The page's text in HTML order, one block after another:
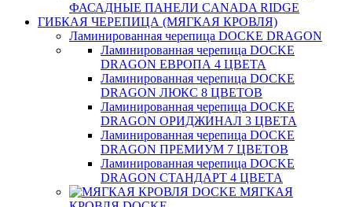
ФАСАДНЫЕ ПАНЕЛИ CANADA RIDGE
ГИБКАЯ ЧЕРЕПИЦА (МЯГКАЯ КРОВЛЯ)
Ламинированная черепица DOCKE DRAGON
Ламинированная черепица DOCKE
DRAGON ЕВРОПА 4 ЦВЕТА
Ламинированная черепица DOCKE
DRAGON ЛЮКС 8 ЦВЕТОВ
Ламинированная черепица DOCKE
DRAGON ОРИДЖИНАЛ 3 ЦВЕТА
Ламинированная черепица DOCKE
DRAGON ПРЕМИУМ 7 ЦВЕТОВ
Ламинированная черепица DOCKE
DRAGON СТАНДАРТ 4 ЦВЕТA
МЯГКАЯ